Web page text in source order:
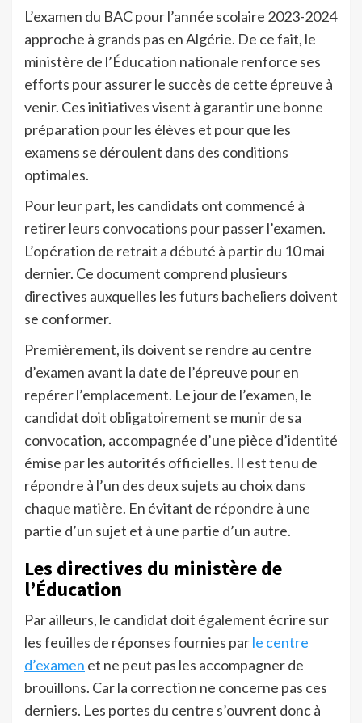
L’examen du BAC pour l’année scolaire 2023-2024
approche à grands pas en Algérie. De ce fait, le
ministère de l’Éducation nationale renforce ses
efforts pour assurer le succès de cette épreuve à
venir. Ces initiatives visent à garantir une bonne
préparation pour les élèves et pour que les
examens se déroulent dans des conditions
optimales.
Pour leur part, les candidats ont commencé à
retirer leurs convocations pour passer l’examen.
L’opération de retrait a débuté à partir du 10 mai
dernier. Ce document comprend plusieurs
directives auxquelles les futurs bacheliers doivent
se conformer.
Premièrement, ils doivent se rendre au centre
d’examen avant la date de l’épreuve pour en
repérer l’emplacement. Le jour de l’examen, le
candidat doit obligatoirement se munir de sa
convocation, accompagnée d’une pièce d’identité
émise par les autorités officielles. Il est tenu de
répondre à l’un des deux sujets au choix dans
chaque matière. En évitant de répondre à une
partie d’un sujet et à une partie d’un autre.
Les directives du ministère de
l’Éducation
Par ailleurs, le candidat doit également écrire sur
les feuilles de réponses fournies parle centre
d’examen et ne peut pas les accompagner de
brouillons. Car la correction ne concerne pas ces
derniers. Les portes du centre s’ouvrent donc à